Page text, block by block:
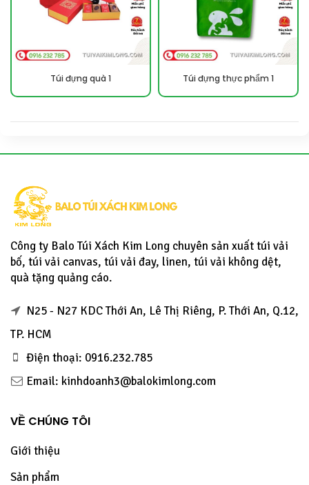
Túi đựng quà 1 Túi đựng thực phẩm 1
Công ty Balo Túi Xách Kim Long chuyên sản xuất túi vải
bố, túi vải canvas, túi vải đay, linen, túi vải không dệt,
quà tặng quảng cáo.
N25 - N27 KDC Thới An, Lê Thị Riêng, P. Thới An, Q.12,
TP. HCM
Điện thoại: 0916.232.785
Email: kinhdoanh3@balokimlong.com
VỀ CHÚNG TÔI
Giới thiệu
Sản phẩm